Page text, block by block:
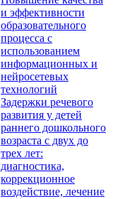
и эффективности
образовательного
процесса с
использованием
информационных и
нейросетевых
технологий
Задержки речевого
развития у детей
раннего дошкольного
возраста с двух до
трех лет:
диагностика,
коррекционное
воздействие, лечение